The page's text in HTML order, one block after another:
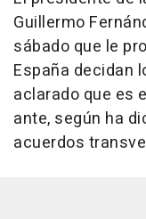
Guillermo
sábado que le
España decidan
aclarado que es
ante, según ha
acuerdos